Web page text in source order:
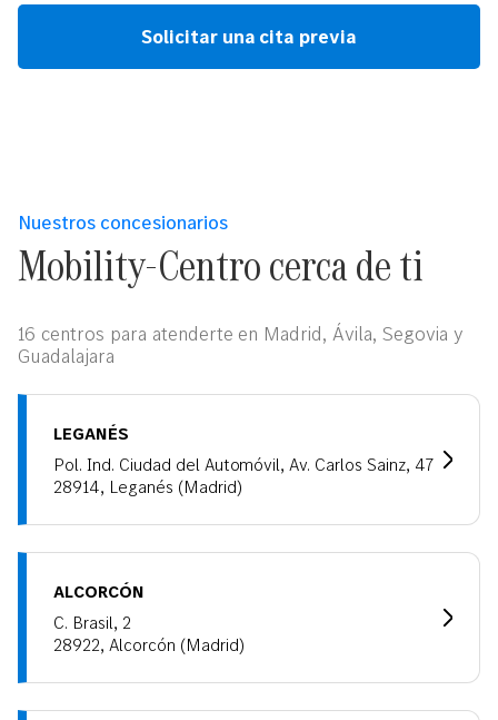
Solicitar una cita previa
Nuestros concesionarios
Mobility-Centro cerca de ti
16 centros para atenderte en Madrid, Ávila, Segovia y
Guadalajara
LEGANÉS
Pol. Ind. Ciudad del Automóvil, Av. Carlos Sainz, 47
28914, Leganés (Madrid)
ALCORCÓN
C. Brasil, 2
28922, Alcorcón (Madrid)